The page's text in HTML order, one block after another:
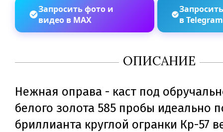
Запросить фото и
видео в MAX
в
ОПИСАНИЕ
Нежная оправа - каст под
белого золота 585 пробы идеально
бриллианта круглой огранки Кр-57